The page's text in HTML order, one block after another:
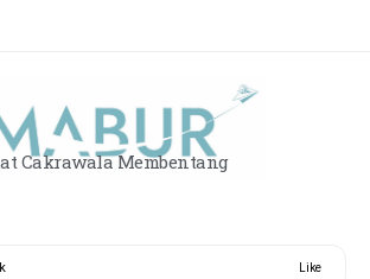
Cakrawala Membentang
Like